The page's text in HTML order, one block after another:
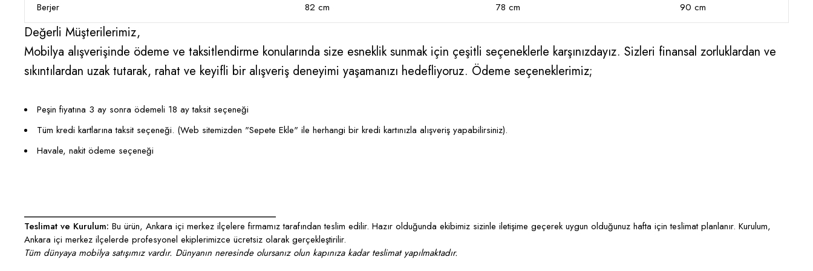
Berjer 82 cm 78 cm 90 cm
Değerli Müşterilerimiz,
Mobilya alışverişinde ödeme ve taksitlendirme konularında size esneklik sunmak için çeşitli seçeneklerle karşınızdayız. Sizleri finansal zorluklardan ve
sıkıntılardan uzak tutarak, rahat ve keyifli bir alışveriş deneyimi yaşamanızı hedefliyoruz. Ödeme seçeneklerimiz;
Peşin fiyatına 3 ay sonra ödemeli 18 ay taksit seçeneği
Tüm kredi kartlarına taksit seçeneği. (Web sitemizden "Sepete Ekle" ile herhangi bir kredi kartınızla alışveriş yapabilirsiniz).
Havale, nakit ödeme seçeneği
____________________________________________________
Teslimat ve Kurulum: Bu ürün, Ankara içi merkez ilçelere firmamız tarafından teslim edilir. Hazır olduğunda ekibimiz sizinle iletişime geçerek uygun olduğunuz hafta için teslimat planlanır. Kurulum,
Ankara içi merkez ilçelerde profesyonel ekiplerimizce ücretsiz olarak gerçekleştirilir.
Tüm dünyaya mobilya satışımız vardır. Dünyanın neresinde olursanız olun kapınıza kadar teslimat yapılmaktadır.